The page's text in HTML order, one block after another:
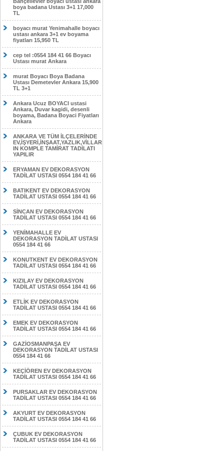
boya badana Ustası 3+1 17,000
TL
boyacı murat Yenimahalle boyacı
ustası ankara 3+1 ev boyama
fiyatları 15,950 TL
cep tel :0554 184 41 66 Boyacı
Ustası murat Ankara
murat Boyacı Boya Badana
Ustası Demetevler Ankara 15,900
TL 3+1
Ankara Ucuz BOYACI ustasi
Ankara, Duvar kagidi, desenli
boyama, Badana Boyaci Fiyatları
Ankara
ANKARA VE TÜM İLÇELERİNDE
EV,İŞYERİ,İNŞAAT,YAZLIK,VİLLAR
IN KOMPLE TAMİRAT TADİLATI
YAPILIR
ERYAMAN EV DEKORASYON
TADİLAT USTASI 0554 184 41 66
BATIKENT EV DEKORASYON
TADİLAT USTASI 0554 184 41 66
SİNCAN EV DEKORASYON
TADİLAT USTASI 0554 184 41 66
YENİMAHALLE EV
DEKORASYON TADİLAT USTASI
0554 184 41 66
KONUTKENT EV DEKORASYON
TADİLAT USTASI 0554 184 41 66
KIZILAY EV DEKORASYON
TADİLAT USTASI 0554 184 41 66
ETLİK EV DEKORASYON
TADİLAT USTASI 0554 184 41 66
EMEK EV DEKORASYON
TADİLAT USTASI 0554 184 41 66
GAZİOSMANPAŞA EV
DEKORASYON TADİLAT USTASI
0554 184 41 66
KEÇİÖREN EV DEKORASYON
TADİLAT USTASI 0554 184 41 66
PURSAKLAR EV DEKORASYON
TADİLAT USTASI 0554 184 41 66
AKYURT EV DEKORASYON
TADİLAT USTASI 0554 184 41 66
ÇUBUK EV DEKORASYON
TADİLAT USTASI 0554 184 41 66